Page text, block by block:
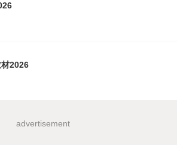
2026
advertisement